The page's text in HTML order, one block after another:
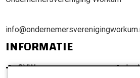
INFORMATIE
OVW